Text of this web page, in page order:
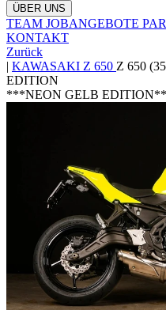
ÜBER UNS
TEAM JOBANGEBOTE
KONTAKT
Zurück
| KAWASAKI Z 650 Z 650
EDITION
***NEON GELB